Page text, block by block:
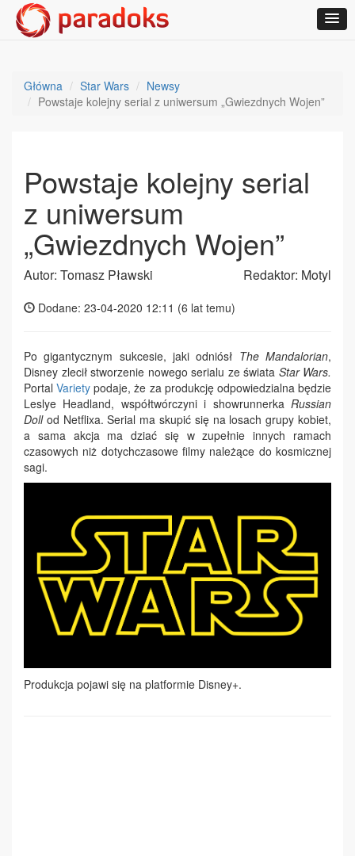
Główna Star Wars
Newsy
Powstaje kolejny serial z uniwersum „Gwiezdnych Wojen”
Powstaje kolejny serial
z uniwersum
„Gwiezdnych Wojen”
Autor: Tomasz Pławski Redaktor: Motyl
Dodane: 23-04-2020 12:11 (6 lat temu)
Po gigantycznym sukcesie, jaki odniósł The Mandalorian,
Disney zlecił stworzenie nowego serialu ze świata Star Wars.
PortalVariety podaje, że za produkcję odpowiedzialna będzie
Leslye Headland, współtwórczyni i showrunnerka Russian
Dollod Netflixa. Serial ma skupić się na losach grupy kobiet,
a sama akcja ma dziać się w zupełnie innych ramach
czasowych niż dotychczasowe filmy należące do kosmicznej
sagi.
Produkcja pojawi się na platformie Disney+.